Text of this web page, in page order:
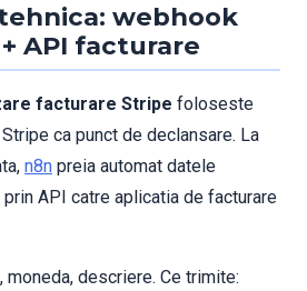
webhook
API facturare
facturare Stripe foloseste
ca punct de declansare. La
n8n preia automat datele
API catre aplicatia de facturare
moneda, descriere. Ce trimite: